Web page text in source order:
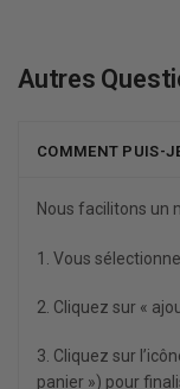
Autres
COMMENT PUIS-
Nous facilitons un
1. Vous
2. Cliquez sur «
3. Cliquez sur
panier ») pour